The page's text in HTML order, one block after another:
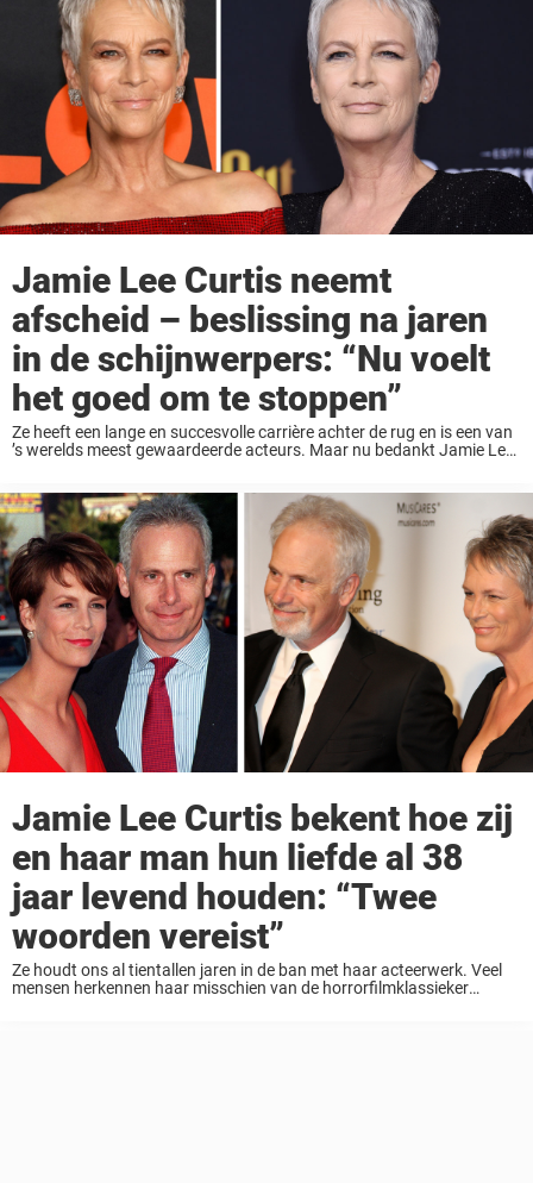
Jamie Lee Curtis neemt
afscheid – beslissing na jaren
in de schijnwerpers: “Nu voelt
het goed om te stoppen”
Ze heeft een lange en succesvolle carrière achter de rug en is een van
’s werelds meest gewaardeerde acteurs. Maar nu bedankt Jamie Lee
Jamie Lee Curtis bekent hoe zij
en haar man hun liefde al 38
jaar levend houden: “Twee
woorden vereist”
Ze houdt ons al tientallen jaren in de ban met haar acteerwerk. Veel
mensen herkennen haar misschien van de horrorfilmklassieker